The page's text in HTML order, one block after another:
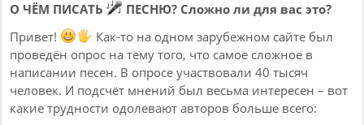
О ЧЁМ ПИСАТЬ
ПЕСНЮ? Сложно ли для вас это?
Привет!
Как-то на одном зарубежном сайте был
проведён опрос на тему того, что самое сложное в
написании песен. В опросе участвовали 40 тысяч
человек. И подсчёт мнений был весьма интересен – вот
какие трудности одолевают авторов больше всего: